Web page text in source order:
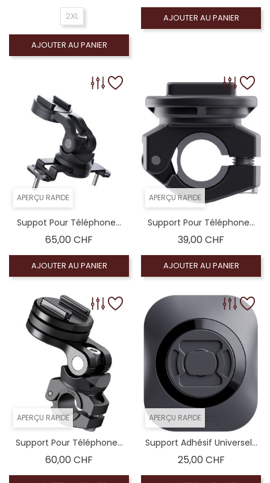
2XL
AJOUTER AU PANIER
AJOUTER AU PANIER
APERÇU RAPIDE
Suppot Pour Téléphone...
65,00 CHF
AJOUTER AU PANIER
APERÇU RAPIDE
Support Pour Téléphone...
39,00 CHF
AJOUTER AU PANIER
APERÇU RAPIDE
Support Pour Téléphone...
60,00 CHF
APERÇU RAPIDE
Support Adhésif Universel...
25,00 CHFPrix